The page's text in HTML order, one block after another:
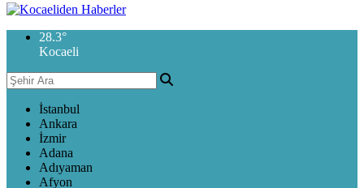
28.3°
Kocaeli
İstanbul
Ankara
İzmir
Adana
Adıyaman
Afyon